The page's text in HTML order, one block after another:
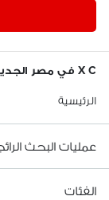
X C في مصر الجديدة
الرئيسية
عمليات البحث
الفئات